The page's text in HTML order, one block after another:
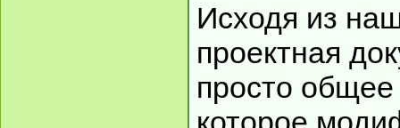
Исходя из
проектная
просто общее